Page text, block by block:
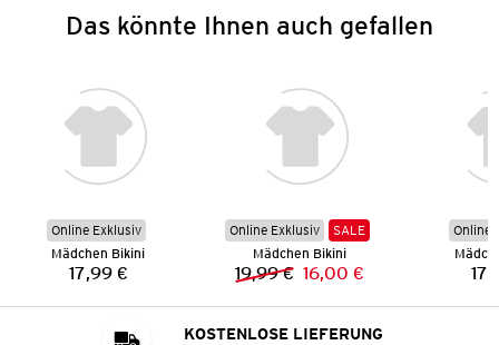
Das könnte Ihnen auch gefallen
Online Exklusiv
Mädchen Bikini
Preis:
17,99 €
Online Exklusiv
SALE
Mädchen Bikini
Vorheriger Preis:
19,99 € Neuer Preis:
16,00 €
Online
KOSTENLOSE LIEFERUNG